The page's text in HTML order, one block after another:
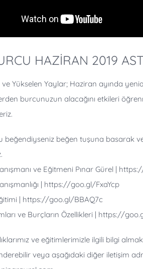
HAZİRAN 2019
ve Yükselen Yaylar; Haziran ayında
burcunuzun alacağını etkileri
beğendiyseniz beğen tuşuna basarak
ve Eğitmeni Pınar Gürel |
| https://goo.gl/FxaYcp
| https://goo.gl/BBAQ7c
ve Burçların Özellikleri | https://
ve eğitimlerimizle ilgili bilgi
veya aşağıdaki diğer iletişim